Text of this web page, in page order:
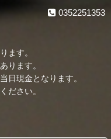
0352251353
ます。
ります。
日現金となります。
ださい。